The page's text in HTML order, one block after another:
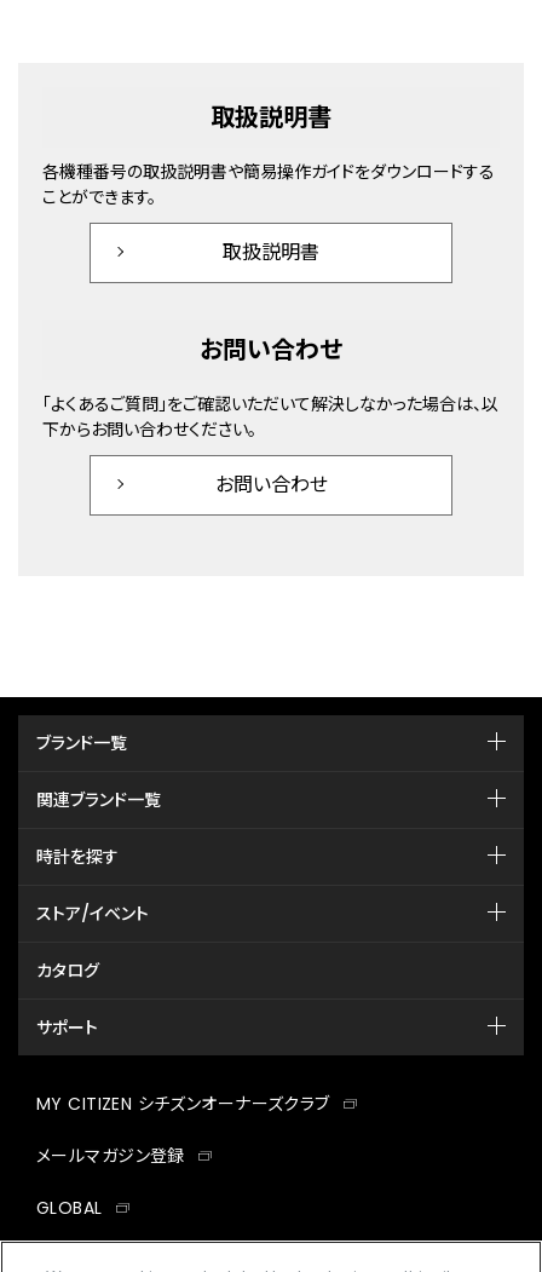
取扱説明書
各機種番号の取扱説明書や簡易操作ガイドをダウンロードする
ことができます。
取扱説明書
お問い合わせ
「よくあるご質問」をご確認いただいて解決しなかった場合は、以
下からお問い合わせください。
お問い合わせ
ブランド一覧
関連ブランド一覧
時計を探す
ストア/イベント
カタログ
サポート
MY CITIZEN シチズンオーナーズクラブ
メールマガジン登録
GLOBAL